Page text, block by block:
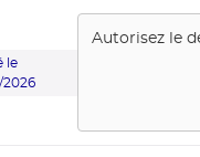
le
2026
Autorisez le